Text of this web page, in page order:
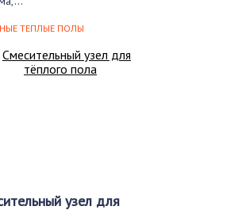
ТЕПЛЫЕ ПОЛЫ
узел для